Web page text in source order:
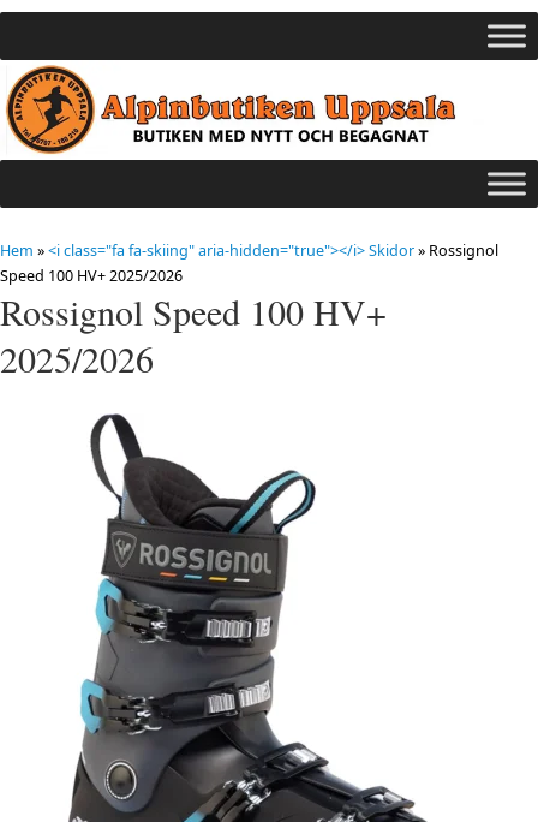
Hem »<i class="fa fa-skiing" aria-hidden="true"></i> Skidor» Rossignol
Speed 100 HV+ 2025/2026
Rossignol Speed 100 HV+
2025/2026